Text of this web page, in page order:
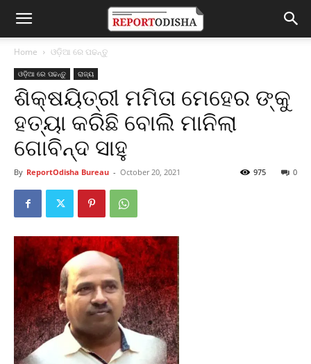
Home ଓଡ଼ିଆ ରେ ପଢନ୍ତୁ
ଓଡ଼ିଆ ରେ ପଢନ୍ତୁ ରାଜ୍ୟ
ଶିକ୍ଷୟିତ୍ରୀ ମମିତା ମେହେର ଙ୍କୁ
ହତ୍ୟା କରିଛି ବୋଲି ମାନିଲା
ଗୋବିନ୍ଦ ସାହୁ
By ReportOdisha Bureau - October 20, 2021 0
975